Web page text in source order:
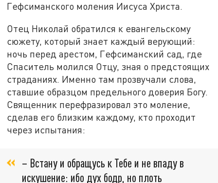
Гефсиманского моления Иисуса Христа.
Отец Николай обратился к евангельскому
сюжету, который знает каждый верующий:
ночь перед арестом, Гефсиманский сад, где
Спаситель молился Отцу, зная о предстоящих
страданиях. Именно там прозвучали слова,
ставшие образцом предельного доверия Богу.
Священник перефразировал это моление,
сделав его близким каждому, кто проходит
через испытания:
– Встану и обращусь к Тебе и не впаду в
искушение: ибо дух бодр, но плоть